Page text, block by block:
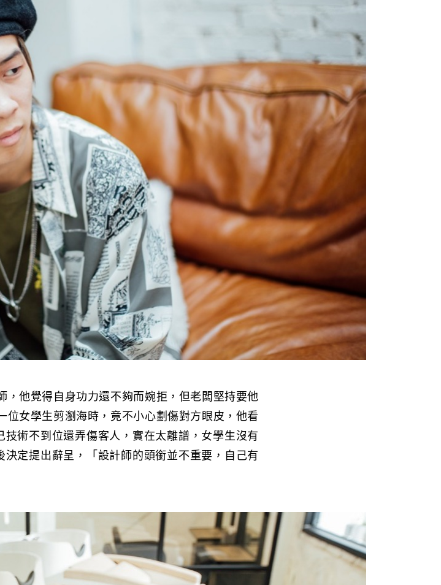
他覺得自身功力還不夠而婉拒，但老闆堅持要他
女學生剪瀏海時，竟不小心劃傷對方眼皮，他看
術不到位還弄傷客人，實在太離譜，女學生沒有
定提出辭呈，「設計師的頭銜並不重要，自己有